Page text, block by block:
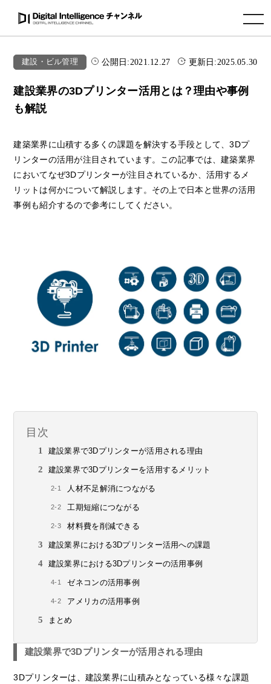
toggle navigation
建設・ビル管理 公開日:2021.12.27 更新日:2025.05.30
建設業界の3Dプリンター活用とは？理由や事例
も解説
建築業界に山積する多くの課題を解決する手段として、3Dプ
リンターの活用が注目されています。この記事では、建築業界
においてなぜ3Dプリンターが注目されているか、活用するメ
リットは何かについて解説します。その上で日本と世界の活用
事例も紹介するので参考にしてください。
目次
建設業界で3Dプリンターが活用される理由
建設業界で3Dプリンターを活用するメリット
人材不足解消につながる
工期短縮につながる
材料費を削減できる
建設業界における3Dプリンター活用への課題
建設業界における3Dプリンターの活用事例
ゼネコンの活用事例
アメリカの活用事例
まとめ
建設業界で3Dプリンターが活用される理由
3Dプリンターは、建設業界に山積みとなっている様々な課題